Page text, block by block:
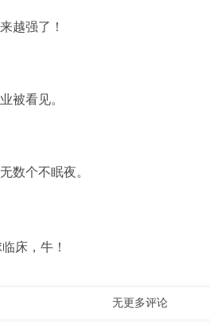
越强了！
被看见。
数个不眠夜。
床，牛！
无更多评论